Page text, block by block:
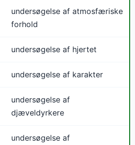
undersøgelse af atmosfæriske
forhold
undersøgelse af hjertet
undersøgelse af karakter
undersøgelse af
djæveldyrkere
undersøgelse af